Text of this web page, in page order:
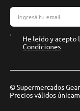
He leído y acepto
Condiciones
© Supermercados
Precios válidos